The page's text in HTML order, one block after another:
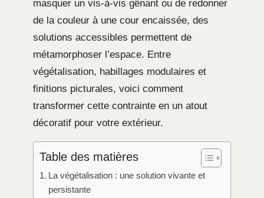
masquer un vis-à-vis gênant ou de redonner
de la couleur à une cour encaissée, des
solutions accessibles permettent de
métamorphoser l’espace. Entre
végétalisation, habillages modulaires et
finitions picturales, voici comment
transformer cette contrainte en un atout
décoratif pour votre extérieur.
Table des matières
La végétalisation : une solution vivante et
persistante